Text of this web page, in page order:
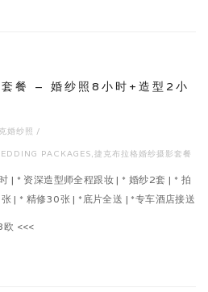
餐 – 婚纱照8小时+造型2小
婚纱照 /
PACKAGES,捷克布拉格婚纱摄影套餐
| * 资深造型师全程跟妆 | * 婚纱2套 | * 拍
| * 精修30张 | *底片全送 | *专车酒店接送
<<<